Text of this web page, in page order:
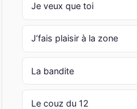
Je veux que toi
J’fais plaisir à la zone
La bandite
Le couz du 12